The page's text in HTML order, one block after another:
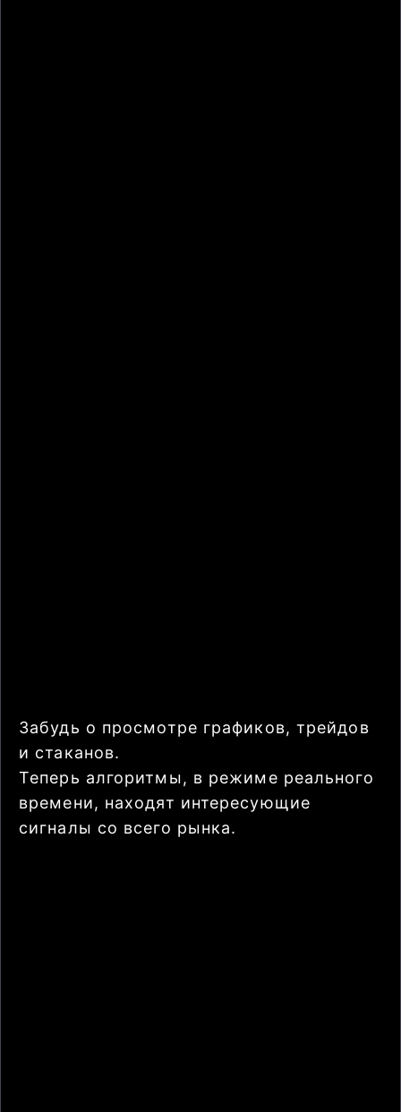
Забудь о просмотре графиков, трейдов
и стаканов.
Теперь алгоритмы, в режиме реального
времени, находят интересующие
сигналы со всего рынка.